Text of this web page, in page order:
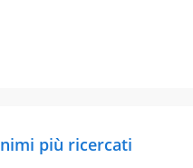
più ricercati